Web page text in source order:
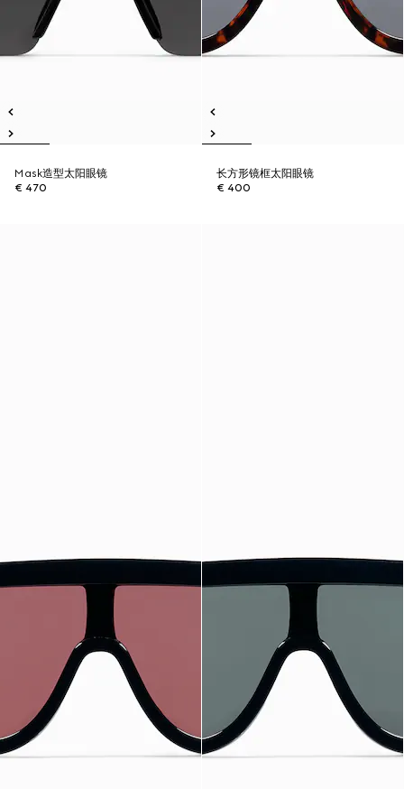
Mask造型太阳眼镜
€ 470
长方形镜框太阳眼镜
€ 400